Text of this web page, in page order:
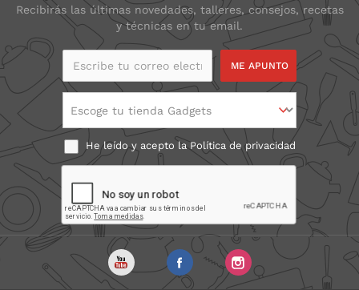
Recibirás las últimas novedades, talleres, consejos, recetas
y técnicas en tu email.
Escribe tu correo
Escoge tu tienda Gadgets
He leído y acepto laPolítica de privacidad